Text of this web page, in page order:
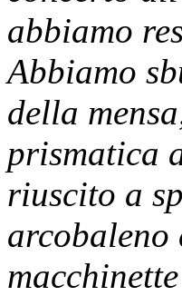
abbiamo
Abbiamo
della
prismatica
riuscito a